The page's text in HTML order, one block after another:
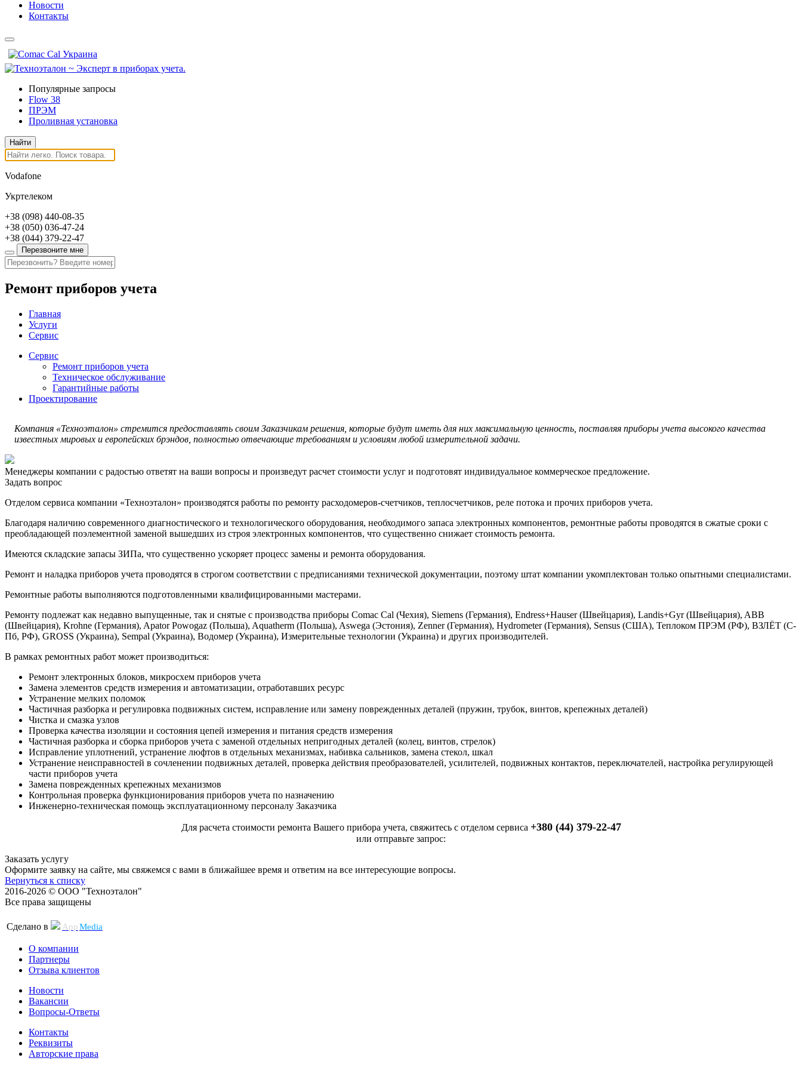
Новости
Контакты
Популярные запросы
Flow 38
ПРЭМ
Проливная установка
Vodafone
Укртелеком
+38 (098) 440-08-35
+38 (050) 036-47-24
+38 (044) 379-22-47
Перезвоните мне
Ремонт приборов учета
Главная
Услуги
Сервис
Сервис
Ремонт приборов учета
Техническое обслуживание
Гарантийные работы
Проектирование
Компания «Техноэталон» стремится предоставлять своим Заказчикам решения, которые будут иметь для них максимальную ценность, поставляя приборы учета высокого качества
известных мировых и европейских брэндов, полностью отвечающие требованиям и условиям любой измерительной задачи.
Менеджеры компании с радостью ответят на ваши вопросы и произведут расчет стоимости услуг и подготовят индивидуальное коммерческое предложение.
Задать вопрос
Отделом сервиса компании «Техноэталон» производятся работы по ремонту расходомеров-счетчиков, теплосчетчиков, реле потока и прочих приборов учета.
Благодаря наличию современного диагностического и технологического оборудования, необходимого запаса электронных компонентов, ремонтные работы проводятся в сжатые сроки с
преобладающей поэлементной заменой вышедших из строя электронных компонентов, что существенно снижает стоимость ремонта.
Имеются складские запасы ЗИПа, что существенно ускоряет процесс замены и ремонта оборудования.
Ремонт и наладка приборов учета проводятся в строгом соответствии с предписаниями технической документации, поэтому штат компании укомплектован только опытными специалистами.
Ремонтные работы выполняются подготовленными квалифицированными мастерами.
Ремонту подлежат как недавно выпущенные, так и снятые с производства приборы Comac Cal (Чехия), Siemens (Германия), Endress+Hauser (Швейцария), Landis+Gyr (Швейцария), ABB
(Швейцария), Krohne (Германия), Apator Powogaz (Польша), Aquatherm (Польша), Aswega (Эстония), Zenner (Германия), Hydrometer (Германия), Sensus (США), Теплоком ПРЭМ (РФ), ВЗЛЁТ (С-
Пб, РФ), GROSS (Украина), Sempal (Украина), Водомер (Украина), Измерительные технологии (Украина) и других производителей.
В рамках ремонтных работ может производиться:
Ремонт электронных блоков, микросхем приборов учета
Замена элементов средств измерения и автоматизации, отработавших ресурс
Устранение мелких поломок
Частичная разборка и регулировка подвижных систем, исправление или замену поврежденных деталей (пружин, трубок, винтов, крепежных деталей)
Чистка и смазка узлов
Проверка качества изоляции и состояния цепей измерения и питания средств измерения
Частичная разборка и сборка приборов учета с заменой отдельных непригодных деталей (колец, винтов, стрелок)
Исправление уплотнений, устранение люфтов в отдельных механизмах, набивка сальников, замена стекол, шкал
Устранение неисправностей в сочленении подвижных деталей, проверка действия преобразователей, усилителей, подвижных контактов, переключателей, настройка регулирующей
части приборов учета
Замена поврежденных крепежных механизмов
Контрольная проверка функционирования приборов учета по назначению
Инженерно-техническая помощь эксплуатационному персоналу Заказчика
Для расчета стоимости ремонта Вашего прибора учета, свяжитесь с отделом сервиса +380 (44) 379-22-47
или отправьте запрос:
Заказать услугу
Оформите заявку на сайте, мы свяжемся с вами в ближайшее время и ответим на все интересующие вопросы.
Вернуться к списку
2016-2026 © ООО "Техноэталон"
Все права защищены
Сделано в AppMedia
О компании
Партнеры
Отзыва клиентов
Новости
Вакансии
Вопросы-Ответы
Контакты
Реквизиты
Авторские права